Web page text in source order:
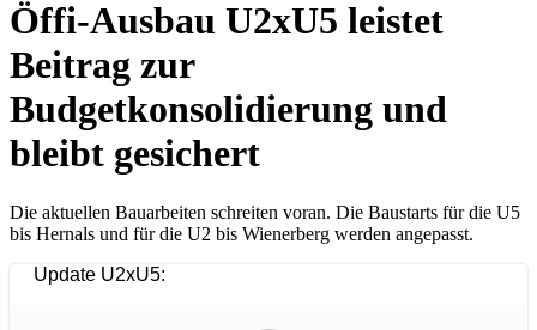
Öffi-Ausbau U2xU5 leistet
Beitrag zur
Budgetkonsolidierung und
bleibt gesichert
Die aktuellen Bauarbeiten schreiten voran. Die Baustarts für die U5
bis Hernals und für die U2 bis Wienerberg werden angepasst.
Update U2xU5: